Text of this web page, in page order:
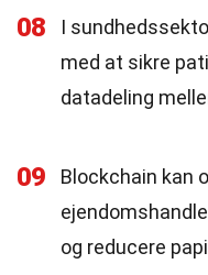
08
I
med at sikre
datadeling
09
Blockchain kan
og reducere